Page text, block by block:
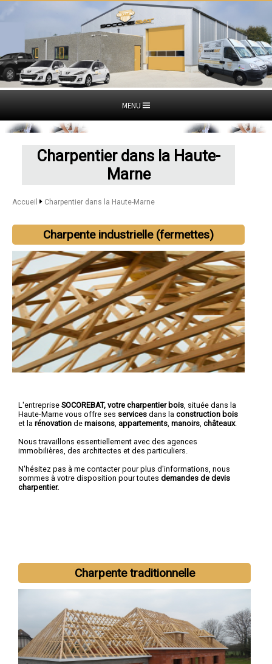
MENU
Charpentier dans la Haute-
Marne
Accueil Charpentier dans la Haute-Marne
Charpente industrielle (fermettes)
L'entreprise SOCOREBAT, votre charpentier bois , située dans la
Haute-Marne vous offre ses services dans la construction bois
et la rénovation de maisons appartements manoirs châteaux.
Nous travaillons essentiellement avec des agences
immobilières, des architectes et des particuliers.
N'hésitez pas à me contacter pour plus d'informations, nous
sommes à votre disposition pour toutes demandes de devis
charpentier.
Charpente traditionnelle